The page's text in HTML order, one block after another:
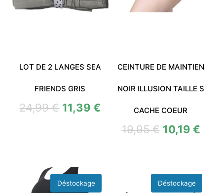
LOT DE 2 LANGES SEA
FRIENDS GRIS
24,99€ 11,39€
CEINTURE DE MAINTIEN
NOIR ILLUSION TAILLE S
CACHE COEUR
19,95€ 10,19 €